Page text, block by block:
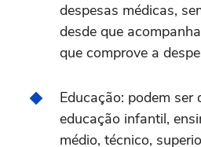
despesas médicas,
desde que
que comprove a
Educação: podem
educação infantil,
médio, técnico,